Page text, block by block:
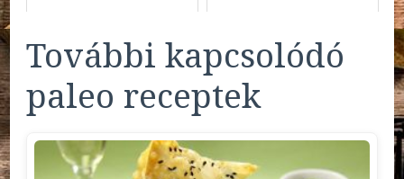
További kapcsolódó
paleo receptek